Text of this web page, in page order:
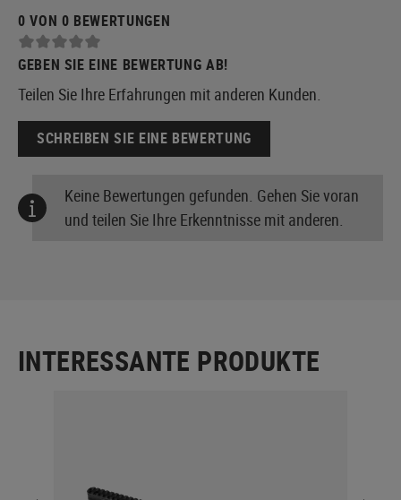
0 VON 0 BEWERTUNGEN
GEBEN SIE EINE BEWERTUNG AB!
Teilen Sie Ihre Erfahrungen mit anderen Kunden.
SCHREIBEN SIE EINE BEWERTUNG
Keine Bewertungen gefunden. Gehen Sie voran
und teilen Sie Ihre Erkenntnisse mit anderen.
INTERESSANTE PRODUKTE